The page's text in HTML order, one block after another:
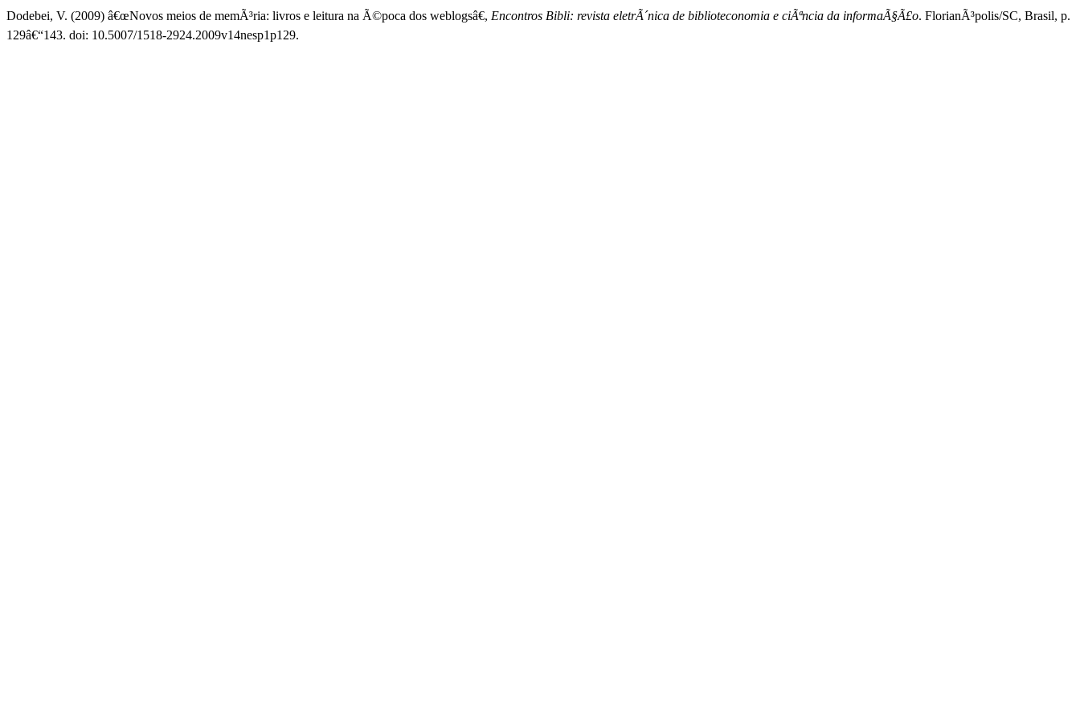
Dodebei, V. (2009) â€œNovos meios de memÃ³ria: livros e leitura na Ã©poca dos weblogsâ€, Encontros Bibli: revista eletrÃ´nica de biblioteconomia e ciÃªncia da informaÃ§Ã£o. FlorianÃ³polis/SC, Brasil, p.
129â€“143. doi: 10.5007/1518-2924.2009v14nesp1p129.